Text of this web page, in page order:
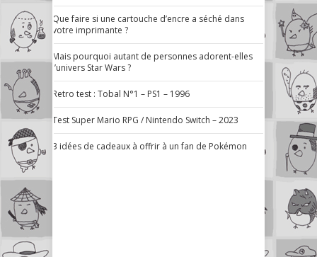
Que faire si une cartouche d’encre a séché dans
votre imprimante ?
Mais pourquoi autant de personnes adorent-elles
l’univers Star Wars ?
Retro test : Tobal N°1 – PS1 – 1996
Test Super Mario RPG / Nintendo Switch – 2023
3 idées de cadeaux à offrir à un fan de Pokémon